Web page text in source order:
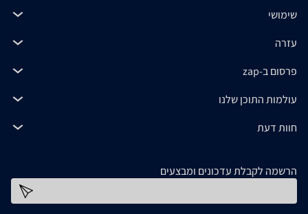
שימושי
עזרה
פרסום ב-zap
עולמות התוכן שלנו
חוות דעת
הרשמה לקבלת עדכונים ומבצעים